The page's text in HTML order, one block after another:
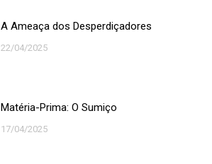
A Ameaça dos Desperdiçadores
22/04/2025
Matéria-Prima: O Sumiço
17/04/2025